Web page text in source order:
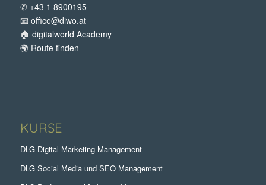
✆ +43 1 8900195
📧 office@diwo.at
🏠 digitalworld Academy
🌍 Route finden
KURSE
DLG Digital Marketing Management
DLG Social Media und SEO Management